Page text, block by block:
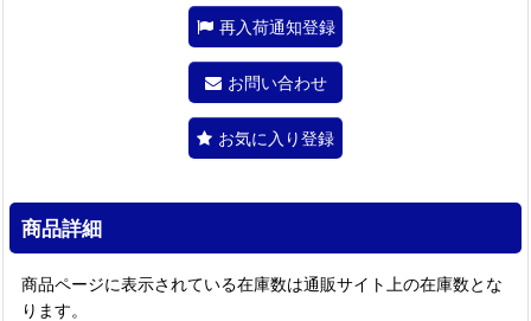
再入荷通知登録
お問い合わせ
お気に入り登録
商品詳細
商品ページに表示されている在庫数は通販サイト上の在庫数とな
ります。